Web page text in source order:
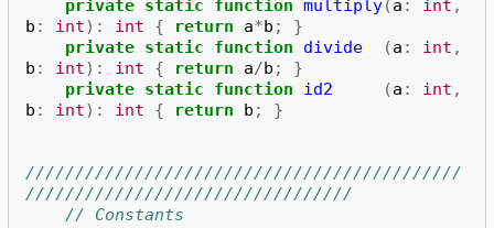
private static function multiply(a : int ,
b : int): int { return a*b ;
}
private static function divide (a : int ,
b : int): int { return a/b ;
}
private static function id2 (a : int ,
b : int): int { return b ; }
////////////////////////////////////////////
/////////////////////////////////
// Constants